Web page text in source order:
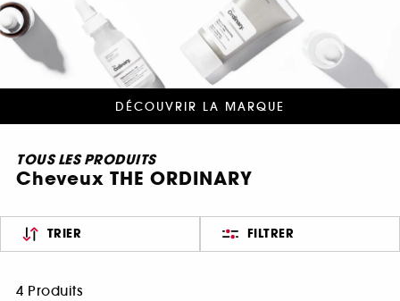
DÉCOUVRIR LA MARQUE
TOUS LES PRODUITS
Cheveux THE ORDINARY
TRIER FILTRER
4 Produits